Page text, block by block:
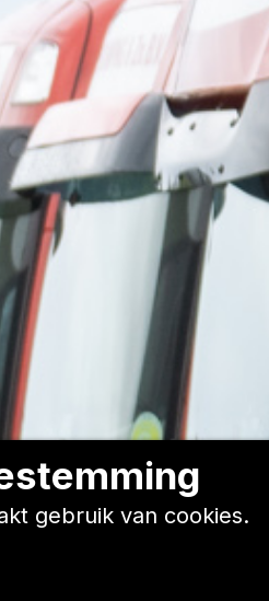
gebruik van cookies.